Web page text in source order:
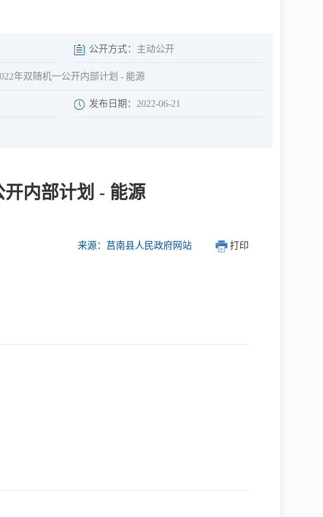
网上调查
公开方式： 主动公开
年双随机一公开内部计划 - 能源
发布日期： 2022-06-21
内部计划 - 能源
来源：莒南县人民政府网站 打印